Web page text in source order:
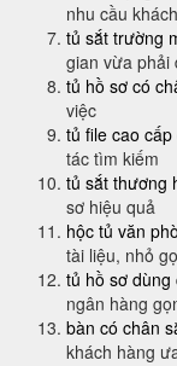
nhu cầu
tủ sắt trường
gian vừa phải
tủ hồ sơ có
việc
tủ file cao cấp
tác tìm kiếm
tủ sắt thương
sơ hiệu quả
hộc tủ văn
tài liệu, nhỏ
tủ hồ sơ dùng
ngân hàng
bàn có chân
khách hàng